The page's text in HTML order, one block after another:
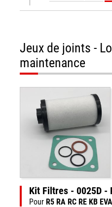
Jeux de joints -
maintenance
Kit Filtres - 0025D -
Pour R5 RA RC RE KB